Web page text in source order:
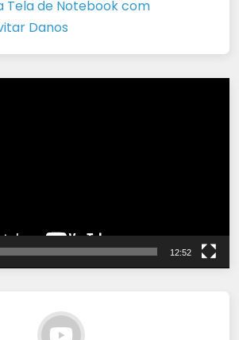
Tela de Notebook com
Danos
12:52